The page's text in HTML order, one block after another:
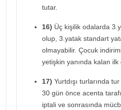
tutar.
16) Üç kişilik odalarda
olup, 3.yatak standart
olmayabilir. Çocuk
yetişkin yanında kalan
17) Yurtdışı turlarında
30 gün önce acenta
iptali ve sonrasında